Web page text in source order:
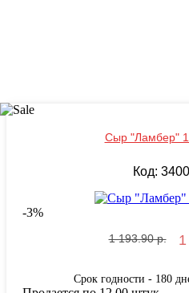
Сыр "Ламбер"
Код:
-3%
1 193.90 р.
Срок годности - 180